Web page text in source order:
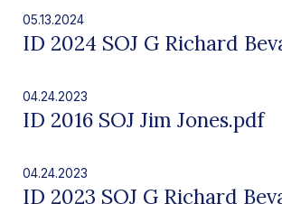
05.13.2024
ID 2024 SOJ G Richard
04.24.2023
ID 2016 SOJ Jim Jones.pdf
04.24.2023
ID 2023 SOJ G Richard